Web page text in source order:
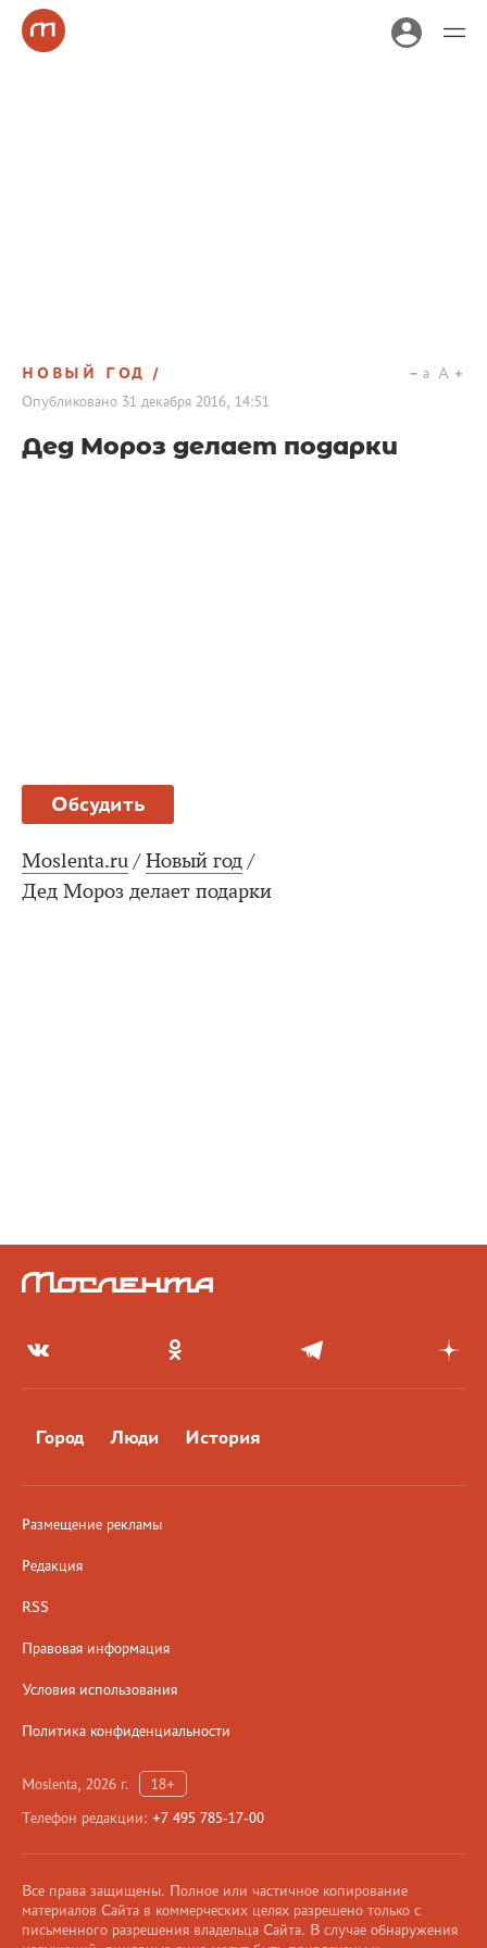
НОВЫЙ ГОД
Опубликовано 31 декабря 2016, 14:51
a A
Дед Мороз делает подарки
Обсудить
Moslenta.ru / Новый год /
Дед Мороз делает подарки
Город Люди История
Размещение рекламы
Редакция
RSS
Правовая информация
Условия использования
Политика конфиденциальности
Moslenta, 2026 г.
18+
Телефон редакции: +7 495 785-17-00
Все права защищены. Полное или частичное копирование
материалов Сайта в коммерческих целях разрешено только с
письменного разрешения владельца Сайта. В случае обнаружения